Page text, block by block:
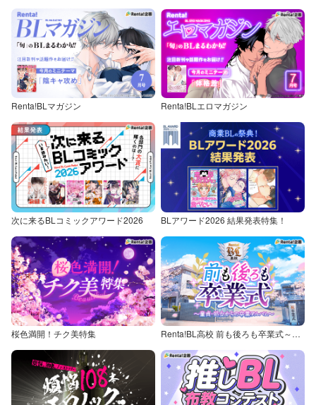
Renta!BLマガジン Renta!BLエロマガジン
次に来るBLコミックアワード2026 BLアワード2026 結果発表特集！
桜色満開！チク美特集 Renta!BL高校 前も後ろも卒業式～童貞・処女からの卒業アルバム～